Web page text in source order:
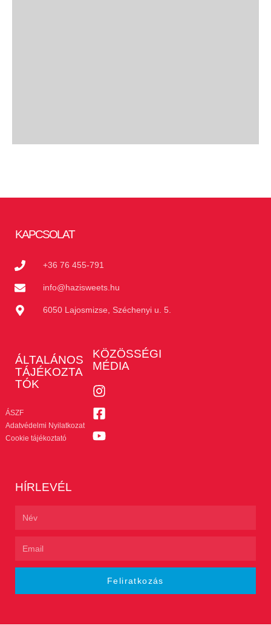
KAPCSOLAT
+36 76 455-791
info@hazisweets.hu
6050 Lajosmizse, Széchenyi u. 5.
ÁLTALÁNOS
TÁJÉKOZTA
TÓK
ÁSZF
Adatvédelmi Nyilatkozat
Cookie tájékoztató
KÖZÖSSÉGI
MÉDIA
HÍRLEVÉL
Feliratkozás